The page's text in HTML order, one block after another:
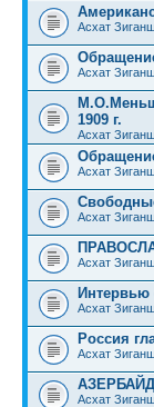
Асхат
Асхат
1909 г.
Асхат
Асхат
Асхат
Асхат
Интервью
Асхат
Россия
Асхат
Асхат